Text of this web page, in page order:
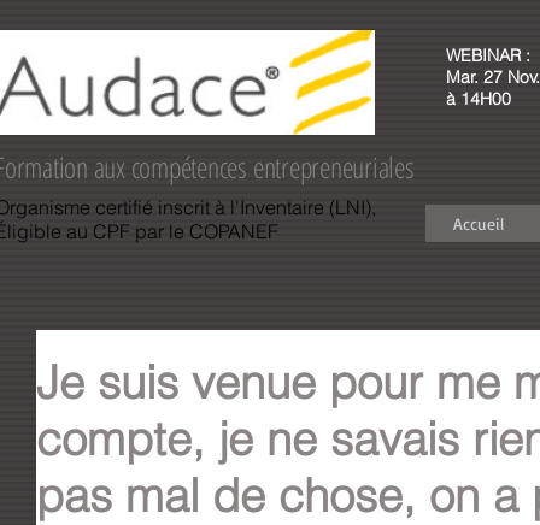
WEBINAR :
Mar. 27 Nov.
à 14H00
aux compétences entrepreneuriales
certifié inscrit à l'Inventaire (LNI),
au CPF par le COPANEF
Accueil
Je suis venue pour me
compte, je ne savais
pas mal de chose, on a